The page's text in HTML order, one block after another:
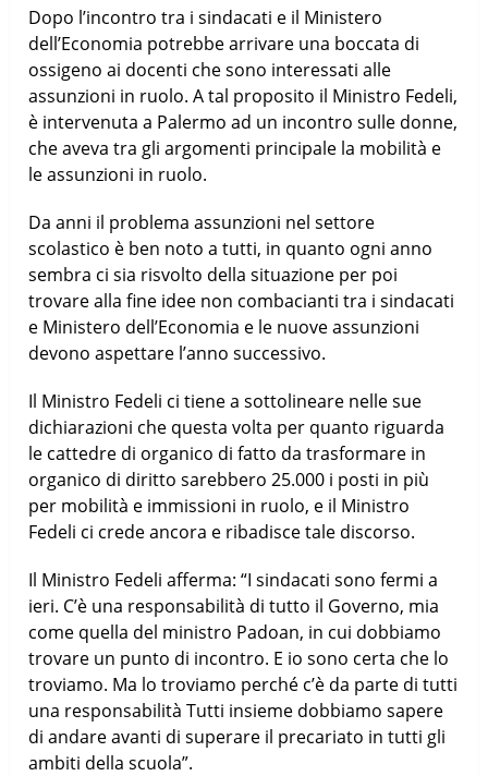
Dopo l’incontro tra i sindacati e il Ministero
dell’Economia potrebbe arrivare una boccata di
ossigeno ai docenti che sono interessati alle
assunzioni in ruolo. A tal proposito il Ministro Fedeli,
è intervenuta a Palermo ad un incontro sulle donne,
che aveva tra gli argomenti principale la mobilità e
le assunzioni in ruolo.
Da anni il problema assunzioni nel settore
scolastico è ben noto a tutti, in quanto ogni anno
sembra ci sia risvolto della situazione per poi
trovare alla fine idee non combacianti tra i sindacati
e Ministero dell’Economia e le nuove assunzioni
devono aspettare l’anno successivo.
Il Ministro Fedeli ci tiene a sottolineare nelle sue
dichiarazioni che questa volta per quanto riguarda
le cattedre di organico di fatto da trasformare in
organico di diritto sarebbero 25.000 i posti in più
per mobilità e immissioni in ruolo, e il Ministro
Fedeli ci crede ancora e ribadisce tale discorso.
Il Ministro Fedeli afferma: “I sindacati sono fermi a
ieri. C’è una responsabilità di tutto il Governo, mia
come quella del ministro Padoan, in cui dobbiamo
trovare un punto di incontro. E io sono certa che lo
troviamo. Ma lo troviamo perché c’è da parte di tutti
una responsabilità Tutti insieme dobbiamo sapere
di andare avanti di superare il precariato in tutti gli
ambiti della scuola”.